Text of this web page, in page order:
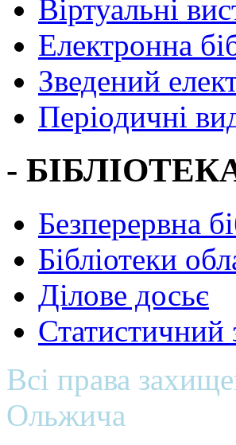
Віртуальні
Електронна
Зведений
Періодичні
-
Безперервна
Бібліотеки
Ділове досьє
Всі права
Ольжича